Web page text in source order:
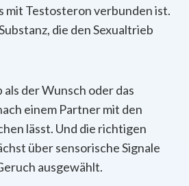
mit Testosteron verbunden ist.
die den Sexualtrieb
als der Wunsch oder das
einem Partner mit den
lässt. Und die richtigen
über sensorische Signale
ausgewählt.